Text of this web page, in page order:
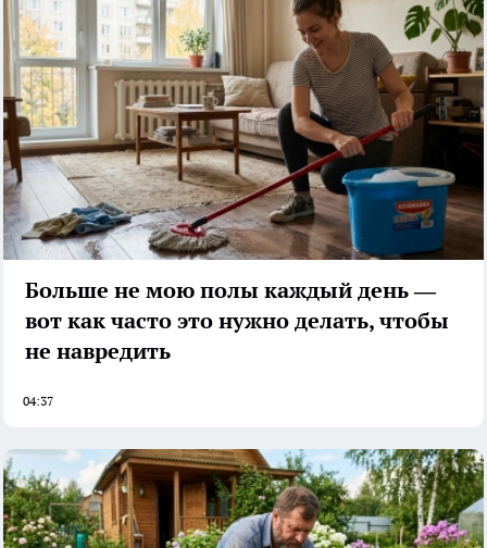
Больше не мою полы каждый день —
вот как часто это нужно делать, чтобы
не навредить
04:37